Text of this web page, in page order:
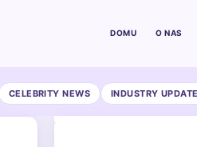
DOMU O NAS
CELEBRITY NEWS INDUSTRY